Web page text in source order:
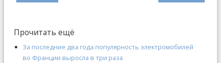
Прочитать ещё
За последние два года популярность электромобилей
во Франции выросла в три раза